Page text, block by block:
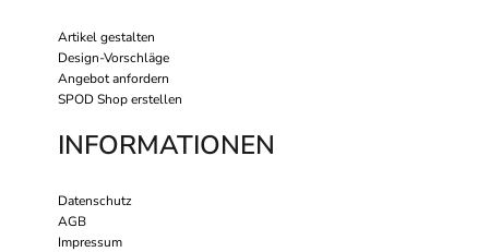
Artikel gestalten
Design-Vorschläge
Angebot anfordern
SPOD Shop erstellen
INFORMATIONEN
Datenschutz
AGB
Impressum